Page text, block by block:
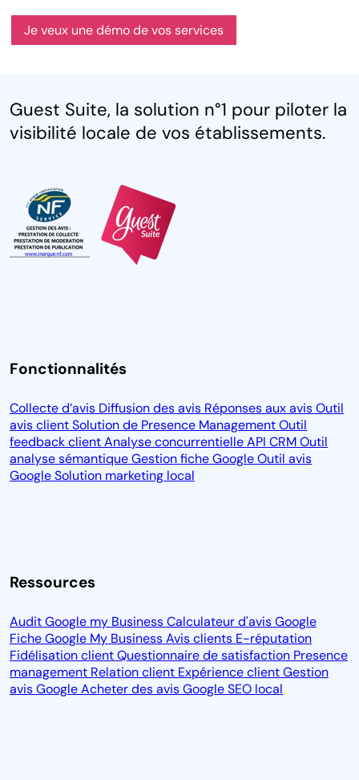
Je veux une démo de vos services
Guest Suite, la solution n°1 pour piloter la
visibilité locale de vos établissements.
Fonctionnalités
Collecte d’avis Diffusion des avis Réponses aux avisOutil
avis clientSolution de Presence ManagementOutil
feedback clientAnalyse concurrentielleAPI CRMOutil
analyse sémantiqueGestion fiche GoogleOutil avis
GoogleSolution marketing local
Ressources
Audit Google my BusinessCalculateur d'avis Google
Fiche Google My BusinessAvis clients E-réputation
Fidélisation clientQuestionnaire de satisfaction Presence
management Relation client Expérience clientGestion
avis GoogleAcheter des avis GoogleSEO local